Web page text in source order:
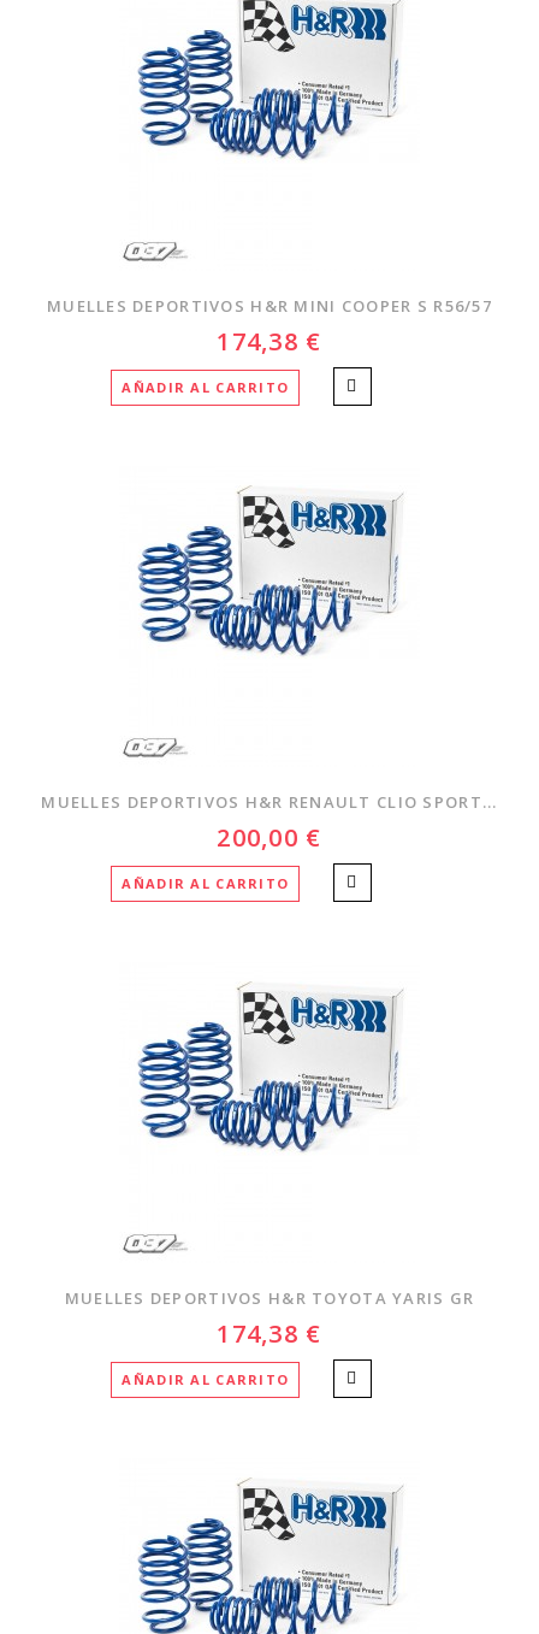
MUELLES DEPORTIVOS H&R MINI COOPER S R56/57
174,38 €
AÑADIR AL CARRITO
MUELLES DEPORTIVOS H&R RENAULT CLIO SPORT...
200,00 €
AÑADIR AL CARRITO
MUELLES DEPORTIVOS H&R TOYOTA YARIS GR
174,38 €
AÑADIR AL CARRITO